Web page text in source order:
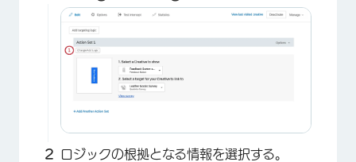
ロジックの根拠となる情報を選択する。